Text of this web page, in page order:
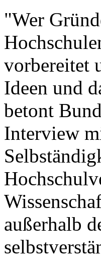
"Wer
vorbereitet
Ideen und
betont
Interview
außerhalb